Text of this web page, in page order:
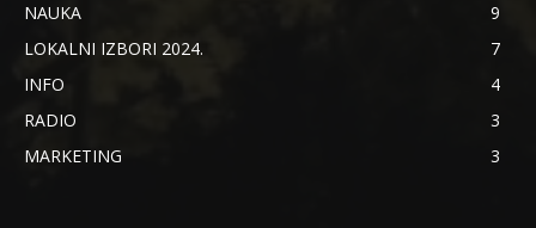
NAUKA
9
LOKALNI IZBORI 2024.
7
INFO
4
RADIO
3
MARKETING
3